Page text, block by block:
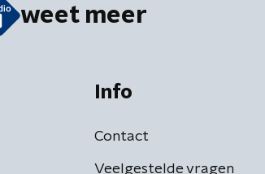
weet meer
Info
Contact
Veelgestelde vragen